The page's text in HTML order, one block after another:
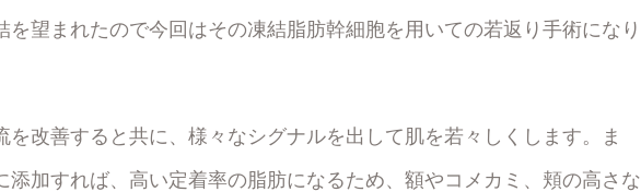
を望まれたので今回はその凍結脂肪幹細胞を用いての若返り手術になり
を改善すると共に、様々なシグナルを出して肌を若々しくします。ま
添加すれば、高い定着率の脂肪になるため、額やコメカミ、頬の高さな